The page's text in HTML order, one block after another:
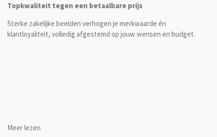
Topkwaliteit tegen een betaalbare prijs
Sterke zakelijke beelden verhogen je merkwaarde én
klantloyaliteit, volledig afgestemd op jouw wensen en budget.
Meer lezen